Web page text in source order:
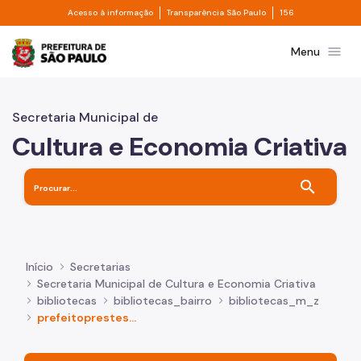
Pular para o Conteúdo principal
Acesso à informação Divisor de acesso à informação
Transparência São Paulo Divisor de
156
Prefeitura de São PauloMenu menu
Secretaria Municipal de
Cultura e Economia Criativa
search
Início
Secretarias
Secretaria Municipal de Cultura e Economia Criativa
bibliotecas
bibliotecas_bairro
bibliotecas_m_z
prefeitoprestesmaia